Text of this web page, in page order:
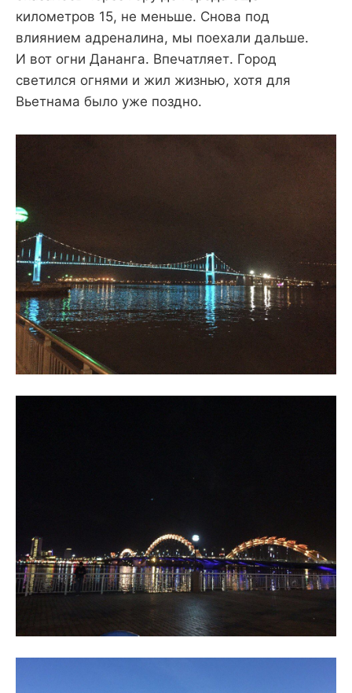
километров 15, не меньше. Снова под
влиянием адреналина, мы поехали дальше.
И вот огни Дананга. Впечатляет. Город
светился огнями и жил жизнью, хотя для
Вьетнама было уже поздно.